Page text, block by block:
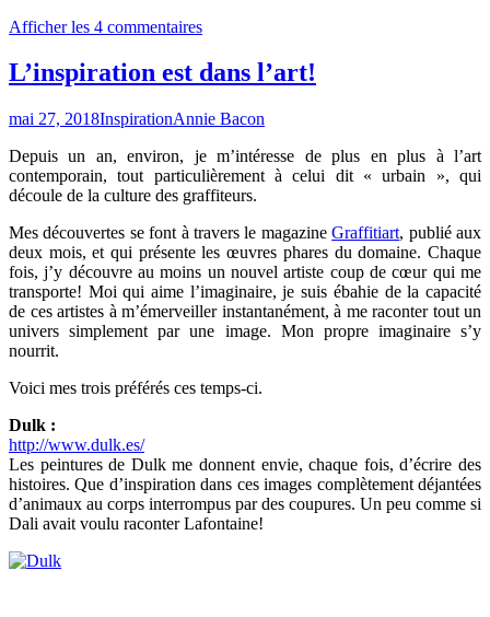
Afficher les 4 commentaires
L’inspiration est dans l’art!
mai 27, 2018InspirationAnnie Bacon
Depuis un an, environ, je m’intéresse de plus en plus à l’art
contemporain, tout particulièrement à celui dit « urbain », qui
découle de la culture des graffiteurs.
Mes découvertes se font à travers le magazineGraffitiart, publié aux
deux mois, et qui présente les œuvres phares du domaine. Chaque
fois, j’y découvre au moins un nouvel artiste coup de cœur qui me
transporte! Moi qui aime l’imaginaire, je suis ébahie de la capacité
de ces artistes à m’émerveiller instantanément, à me raconter tout un
univers simplement par une image. Mon propre imaginaire s’y
nourrit.
Voici mes trois préférés ces temps-ci.
Dulk :
http://www.dulk.es/
Les peintures de Dulk me donnent envie, chaque fois, d’écrire des
histoires. Que d’inspiration dans ces images complètement déjantées
d’animaux au corps interrompus par des coupures. Un peu comme si
Dali avait voulu raconter Lafontaine!